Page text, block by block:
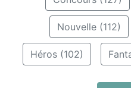
Nouvelle (112)
Héros (102)